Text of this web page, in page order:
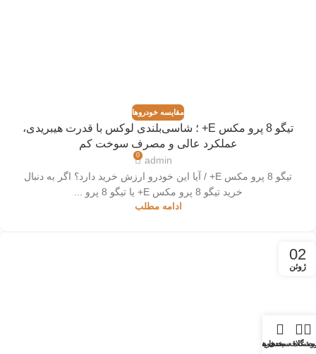
مقایسه خودروها
تیگو 8 پرو مکس E+ ؛ شاسی‌بلندی لوکس با قدرت هیبریدی،
عملکرد عالی و مصرف سوخت کم
admin
0
تیگو 8 پرو مکس E+ / آیا این خودرو ارزش خرید دارد؟ اگر به دنبال
خرید تیگو 8 پرو مکس E+ یا تیگو 8 پرو ...
ادامه مطلب
02
ژوئن
علاقه مندی ها
سبد خرید
حساب کاربری